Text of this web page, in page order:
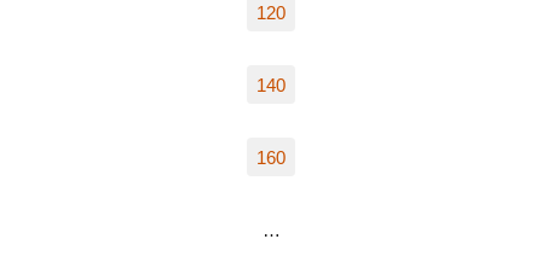
120
140
160
…